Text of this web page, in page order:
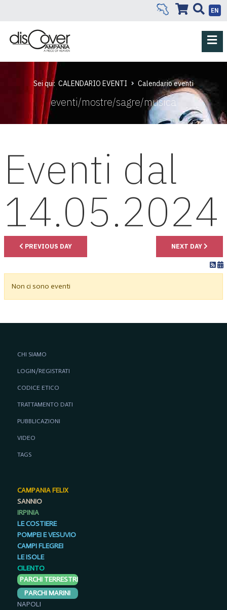
EN
Sei qui: CALENDARIO EVENTI Calendario eventi
eventi/mostre/sagre/musica
Eventi dal
14.05.2024
PREVIOUS DAY NEXT DAY
Non ci sono eventi
CHI SIAMO
LOGIN/REGISTRATI
CODICE ETICO
TRATTAMENTO DATI
PUBBLICAZIONI
VIDEO
TAGS
CAMPANIA FELIX
SANNIO
IRPINIA
LE COSTIERE
POMPEI E VESUVIO
CAMPI FLEGREI
LE ISOLE
CILENTO
PARCHI TERRESTRI
PARCHI MARINI
NAPOLI